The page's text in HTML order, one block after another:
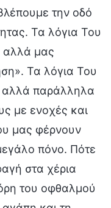
την οδό
Τα λόγια Του
αλλά μας
Τα λόγια Του
αλλά παράλληλα
με ενοχές και
μας φέρνουν
πόνο. Πότε
στα χέρια
του οφθαλμού